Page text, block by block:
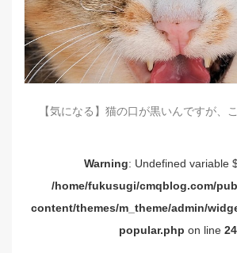
【気になる】猫の口が黒いんですが、
Warning: Undefined variable
/home/fukusugi/cmqblog.com/
content/themes/m_theme/admin/
popular.php on line 24